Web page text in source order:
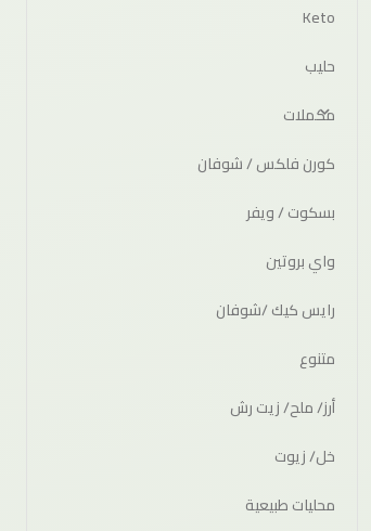
Keto
حليب
مكملات
كورن فلكس / شوفان
بسكوت / ويفر
واي بروتين
رايس كيك /شوفان
متنوع
أرز/ ملح/ زيت رش
خل/ زيوت
محليات طبيعية